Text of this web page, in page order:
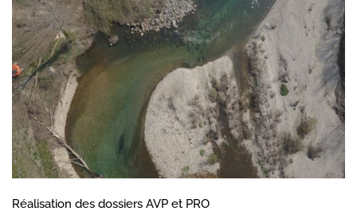
Réalisation des dossiers AVP et PRO